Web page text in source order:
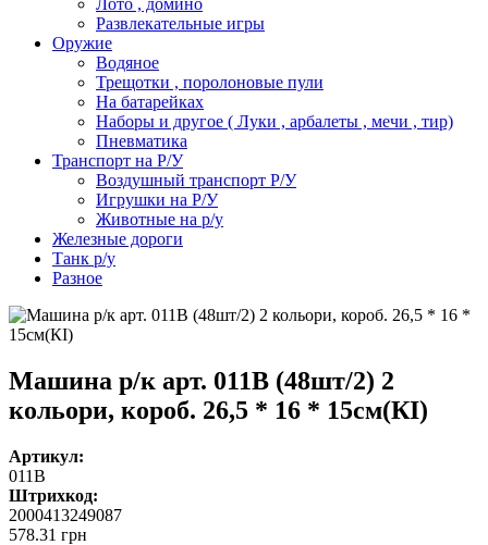
Лото , домино
Развлекательные игры
Оружие
Водяное
Трещотки , поролоновые пули
На батарейках
Наборы и другое ( Луки , арбалеты , мечи , тир)
Пневматика
Транспорт на Р/У
Воздушный транспорт Р/У
Игрушки на Р/У
Животные на р/у
Железные дороги
Танк р/у
Разное
Машина р/к арт. 011B (48шт/2) 2
кольори, короб. 26,5 * 16 * 15см(КІ)
Артикул:
011B
Штрихкод:
2000413249087
578.31 грн